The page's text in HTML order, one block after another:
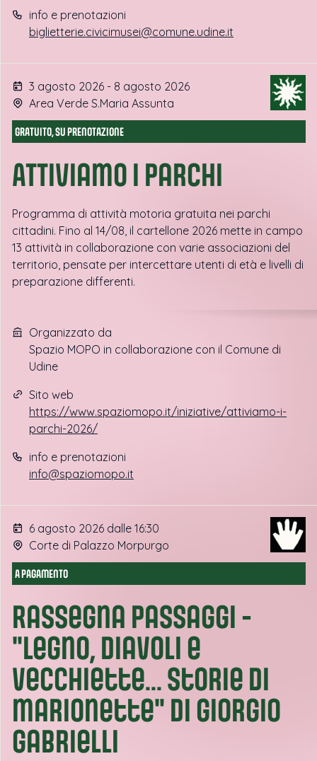
info e prenotazioni
biglietterie.civicimusei@comune.udine.it
3 agosto 2026 - 8 agosto 2026
Area Verde S.Maria Assunta
GRATUITO, SU PRENOTAZIONE
ATTIVIamo i parchi
Programma di attività motoria gratuita nei parchi
cittadini. Fino al 14/08, il cartellone 2026 mette in campo
13 attività in collaborazione con varie associazioni del
territorio, pensate per intercettare utenti di età e livelli di
preparazione differenti.
Organizzato da
Spazio MOPO in collaborazione con il Comune di
Udine
Sito web
https://www.spaziomopo.it/iniziative/attiviamo-i-
parchi-2026/
info e prenotazioni
info@spaziomopo.it
6 agosto 2026 dalle 16:30
Corte di Palazzo Morpurgo
A PAGAMENTO
Rassegna Passaggi -
"Legno, diavoli e
vecchiette... storie di
marionette" di Giorgio
Gabrielli